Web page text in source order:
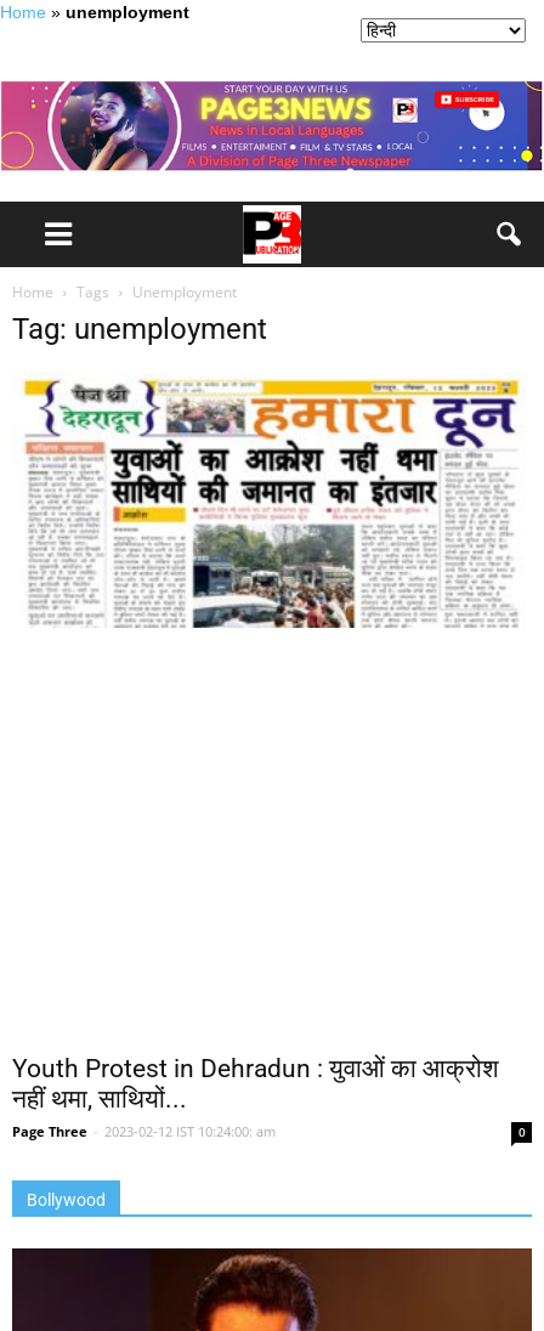
Home » unemployment
Home Tags Unemployment
Tag: unemployment
Youth Protest in Dehradun : युवाओं का आक्रोश
नहीं थमा, साथियों...
Page Three - 2023-02-12 IST 10:24:00: am 0
Bollywood